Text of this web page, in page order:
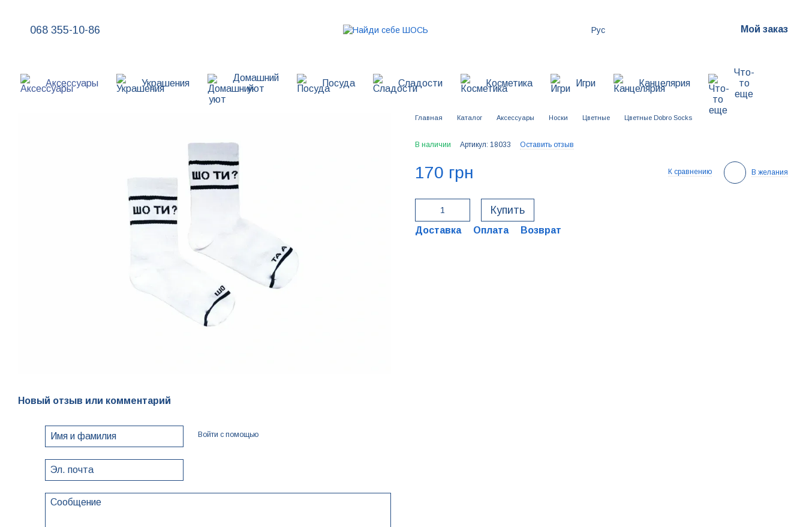
068 355-10-86 Рус Мой заказ
Аксессуары Украшения
Домашний
уют
Посуда Сладости Косметика Игри Канцелярия
Что-
то
еще
Новый отзыв или комментарий
Войти с помощью
Главная Каталог Аксессуары Носки Цветные Цветные Dobro Socks
В наличии Артикул: 18033 Оставить отзыв
170 грн К сравнению В желания
Купить
Доставка Оплата Возврат